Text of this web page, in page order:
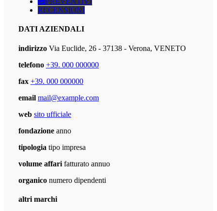
RECENSIONI
DATI AZIENDALI
indirizzo Via Euclide, 26 - 37138 - Verona, VENETO
telefono +39. 000 000000
fax +39. 000 000000
email mail@example.com
web sito ufficiale
fondazione anno
tipologia tipo impresa
volume affari fatturato annuo
organico numero dipendenti
altri marchi